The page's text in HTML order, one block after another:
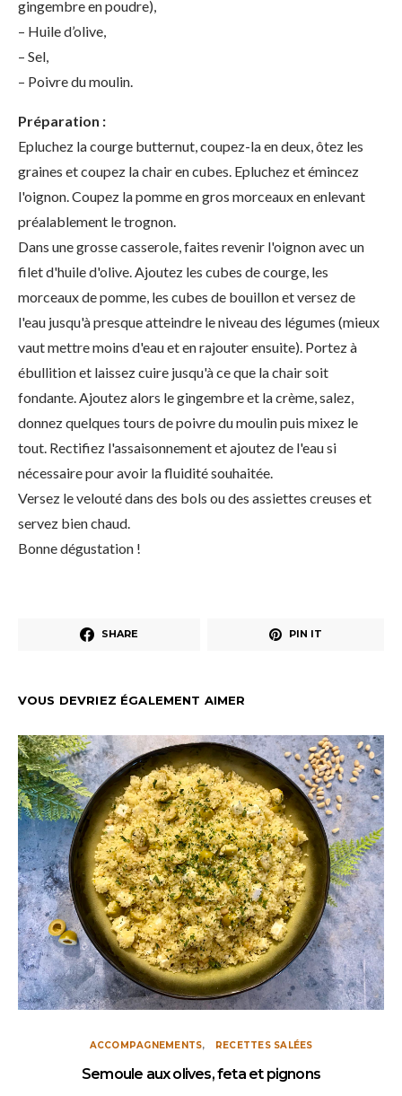
gingembre en poudre),
– Huile d’olive,
– Sel,
– Poivre du moulin.
Préparation :
Epluchez la courge butternut, coupez-la en deux, ôtez les
graines et coupez la chair en cubes. Epluchez et émincez
l'oignon. Coupez la pomme en gros morceaux en enlevant
préalablement le trognon.
Dans une grosse casserole, faites revenir l'oignon avec un
filet d'huile d'olive. Ajoutez les cubes de courge, les
morceaux de pomme, les cubes de bouillon et versez de
l'eau jusqu'à presque atteindre le niveau des légumes (mieux
vaut mettre moins d'eau et en rajouter ensuite). Portez à
ébullition et laissez cuire jusqu'à ce que la chair soit
fondante. Ajoutez alors le gingembre et la crème, salez,
donnez quelques tours de poivre du moulin puis mixez le
tout. Rectifiez l'assaisonnement et ajoutez de l'eau si
nécessaire pour avoir la fluidité souhaitée.
Versez le velouté dans des bols ou des assiettes creuses et
servez bien chaud.
Bonne dégustation !
SHARE PIN IT
VOUS DEVRIEZ ÉGALEMENT AIMER
ACCOMPAGNEMENTS RECETTES SALÉES
Semoule aux olives, feta et pignons